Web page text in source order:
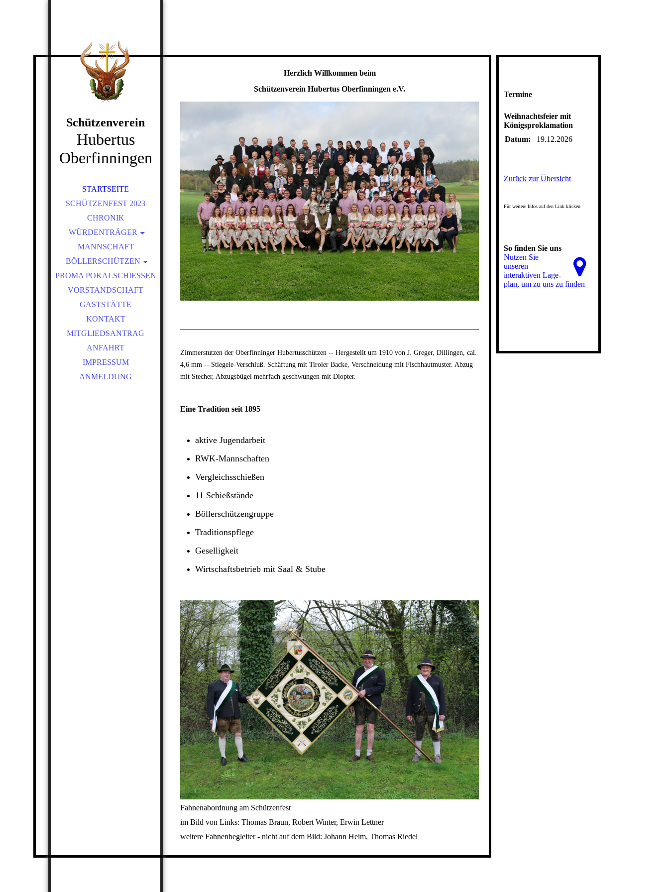
Schützenverein
Hubertus
Oberfinningen
STARTSEITE
SCHÜTZENFEST 2023
CHRONIK
WÜRDENTRÄGER
SCHÜTZENKÖNIGE
VEREINSMEISTER
MANNSCHAFT
BÖLLERSCHÜTZEN
OKTOBERFEST &
BILDER HUBERTUSMESSE
NEUJAHRSBÖLLERN
BILDER BÖLLER
PROMA POKALSCHIESSEN
VORSTANDSCHAFT
GASTSTÄTTE
KONTAKT
MITGLIEDSANTRAG
ANFAHRT
IMPRESSUM
ANMELDUNG
Herzlich Willkommen beim
Schützenverein Hubertus Oberfinningen e.V.
Zimmerstutzen der Oberfinninger Hubertusschützen -- Hergestellt um 1910 von J. Greger, Dillingen, cal.
4,6 mm -- Stiegele-Verschluß. Schäftung mit Tiroler Backe, Verschneidung mit Fischhautmuster. Abzug
mit Stecher, Abzugsbügel mehrfach geschwungen mit Diopter.
Eine Tradition seit 1895
aktive Jugendarbeit
RWK-Mannschaften
Vergleichsschießen
11 Schießstände
Böllerschützengruppe
Traditionspflege
Geselligkeit
Wirtschaftsbetrieb mit Saal & Stube
Fahnenabordnung am Schützenfest
im Bild von Links: Thomas Braun, Robert Winter, Erwin Lettner
weitere Fahnenbegleiter - nicht auf dem Bild: Johann Heim, Thomas Riedel
Termine
Weihnachtsfeier mit
Königsproklamation
Datum:
19.12.2026
Zurück zur Übersicht
Für weitere Infos auf den Link klicken
So finden Sie uns
Nutzen Sie
unseren
interaktiven La­ge­
plan, um zu uns zu finden